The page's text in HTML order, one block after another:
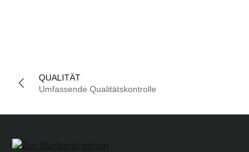
QUALITÄT
Umfassende Qualitätskontrolle